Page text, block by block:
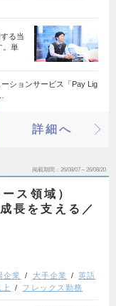
る当
。単
ションサービス「Pay Lig
詳細へ
掲載期間 26/08/07～26/08/20
ス領域）
長を支える／
企業 大手企業
英語
フレックス勤務